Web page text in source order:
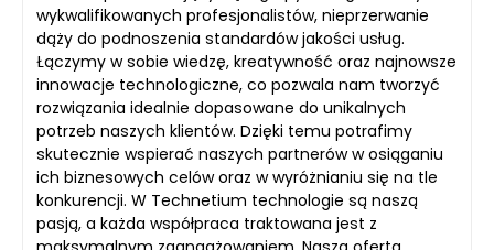
wykwalifikowanych profesjonalistów, nieprzerwanie
dąży do podnoszenia standardów jakości usług.
Łączymy w sobie wiedzę, kreatywność oraz najnowsze
innowacje technologiczne, co pozwala nam tworzyć
rozwiązania idealnie dopasowane do unikalnych
potrzeb naszych klientów. Dzięki temu potrafimy
skutecznie wspierać naszych partnerów w osiąganiu
ich biznesowych celów oraz w wyróżnianiu się na tle
konkurencji. W Technetium technologie są naszą
pasją, a każda współpraca traktowana jest z